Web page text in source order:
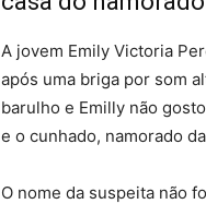
A jovem Emily Victoria
após uma briga por som
barulho e Emilly não
e o cunhado, namorado
O nome da suspeita não